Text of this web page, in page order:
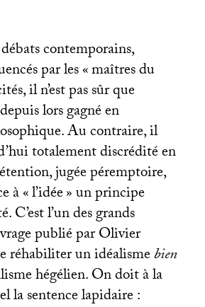
contemporains,
par les «maîtres du
il n’est pas sûr que
lors gagné en
Au contraire, il
totalement discrédité en
jugée péremptoire,
à «l’idée» un principe
C’est l’un des grands
publié par Olivier
réhabiliter un idéalismebien
hégélien. On doit à la
la sentence lapidaire :